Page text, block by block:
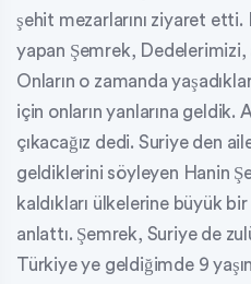
şehit mezarlarını ziyaret
yapan Şemrek, Dedelerimizi,
Onların o zamanda
için onların yanlarına geldik.
çıkacağız dedi. Suriye den
geldiklerini söyleyen Hanin
kaldıkları ülkelerine büyük
anlattı. Şemrek, Suriye de
Türkiye ye geldiğimde 9